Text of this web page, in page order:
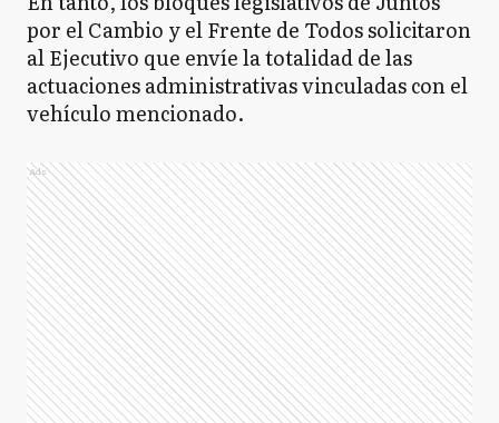
por el Cambio y el Frente de Todos solicitaron
al Ejecutivo que envíe la totalidad de las
actuaciones administrativas vinculadas con el
vehículo mencionado.
Ads